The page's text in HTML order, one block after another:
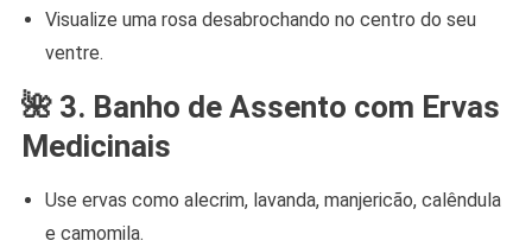
Visualize uma rosa desabrochando no centro do seu
ventre.
🌺 3. Banho de Assento com Ervas
Medicinais
Use ervas como alecrim, lavanda, manjericão, calêndula
e camomila.